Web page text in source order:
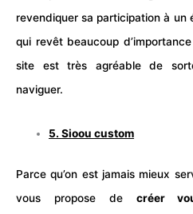
revendiquer sa participation à un
qui revêt beaucoup
site est très agréable de
naviguer.
5.Sioou custom
Parce qu’on est jamais mieux
vous propose de créer